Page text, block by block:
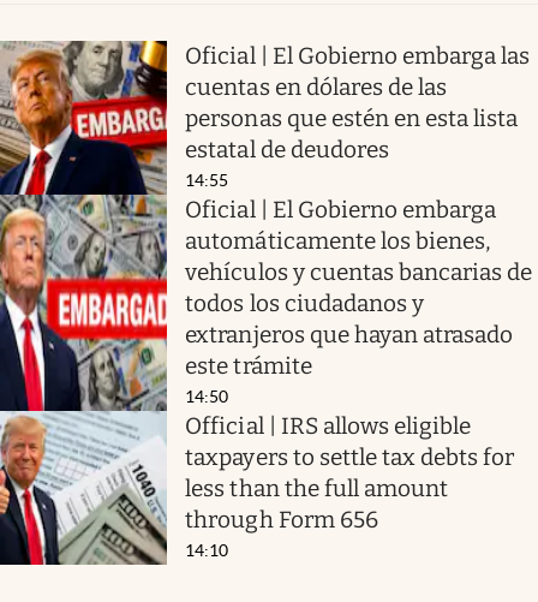
Oficial | El Gobierno embarga las
cuentas en dólares de las
personas que estén en esta lista
estatal de deudores
14:55
Oficial | El Gobierno embarga
automáticamente los bienes,
vehículos y cuentas bancarias de
todos los ciudadanos y
extranjeros que hayan atrasado
este trámite
14:50
Official | IRS allows eligible
taxpayers to settle tax debts for
less than the full amount
through Form 656
14:10